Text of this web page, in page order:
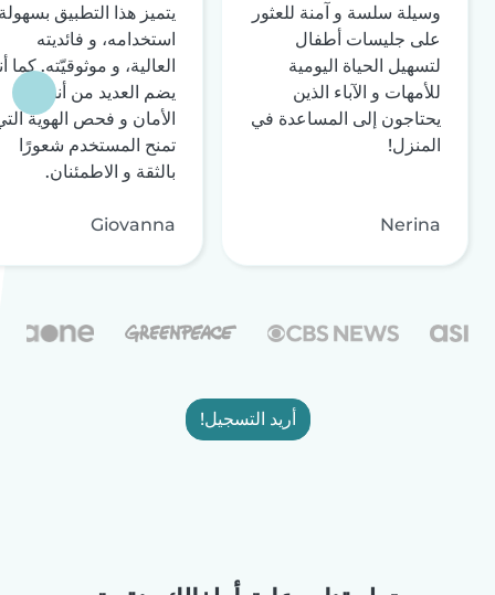
وسيلة سلسة و آمنة للعثور
على جليسات أطفال
لتسهيل الحياة اليومية
للأمهات و الآباء الذين
يحتاجون إلى المساعدة في
المنزل!
Nerina
يتميز هذا التطبيق
استخدامه، و فائديته
العالية، و موثوقيّته. كما
يضم العديد من أنظمة
الأمان و فحص الهوية
تمنح المستخدم شعورًا
بالثقة و الاطمئنان.
Giovanna
أريد التسجيل!